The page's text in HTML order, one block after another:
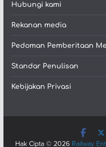
Hubungi kami
Rekanan media
Pedoman Pemberitaan
Standar Penulisan
Kebijakan Privasi
Hak Cipta © 2026 Railway